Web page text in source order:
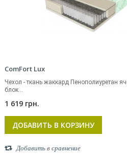
ComFort Lux
Чехол - ткань жаккард Пенополиуретан
блок...
1 619 грн.
ДОБАВИТЬ В КОРЗИНУ
Добавить в сравнение